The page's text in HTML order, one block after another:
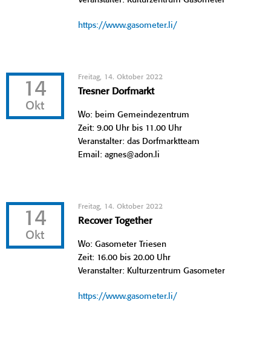
https://www.gasometer.li/
14
Okt
Freitag, 14. Oktober 2022
Tresner Dorfmarkt
Wo: beim Gemeindezentrum
Zeit: 9.00 Uhr bis 11.00 Uhr
Veranstalter: das Dorfmarktteam
Email: agnes@adon.li
14
Okt
Freitag, 14. Oktober 2022
Recover Together
Wo: Gasometer Triesen
Zeit: 16.00 bis 20.00 Uhr
Veranstalter: Kulturzentrum Gasometer
https://www.gasometer.li/